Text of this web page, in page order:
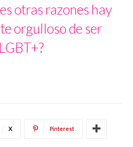
otras razones hay
orgulloso de ser
LGBT+?
X Pinterest